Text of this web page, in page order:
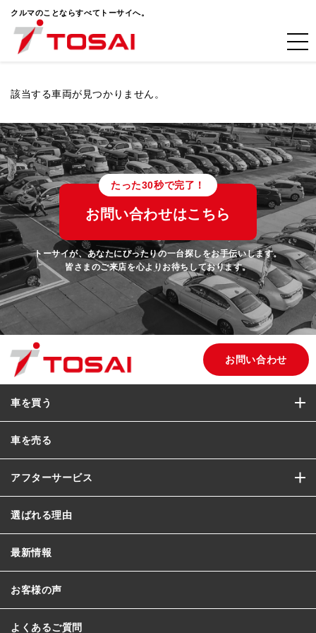
クルマのことならすべてトーサイへ。
該当する車両が見つかりません。
たった30秒で完了！
お問い合わせはこちら
トーサイが、あなたにぴったりの一台探しをお手伝いします。
皆さまのご来店を心よりお待ちしております。
お問い合わせ
車を買う
車を売る
アフターサービス
選ばれる理由
最新情報
お客様の声
よくあるご質問